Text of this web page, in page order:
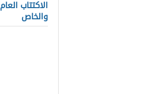
الاكتتاب العام
والخاص